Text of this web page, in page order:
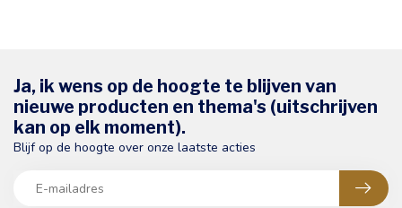
Ja, ik wens op de hoogte te blijven van
nieuwe producten en thema's (uitschrijven
kan op elk moment).
Blijf op de hoogte over onze laatste acties